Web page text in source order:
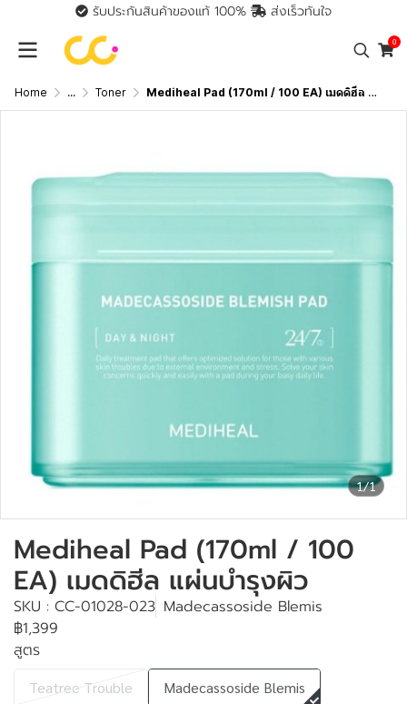
รับประกันสินค้าของแท้ 100% ส่งเร็วทันใจ
0
Home ... Toner Mediheal Pad (170ml / 100 EA) เมดดิฮีล แผ่นบำรุงผิว
1/1
Mediheal Pad (170ml / 100
EA) เมดดิฮีล แผ่นบำรุงผิว
SKU : CC-01028-023 Madecassoside Blemis
฿1,399
สูตร
Teatree Trouble
Madecassoside Blemis